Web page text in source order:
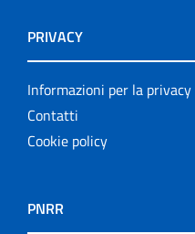
PRIVACY
Informazioni per la privacy
Contatti
Cookie policy
PNRR